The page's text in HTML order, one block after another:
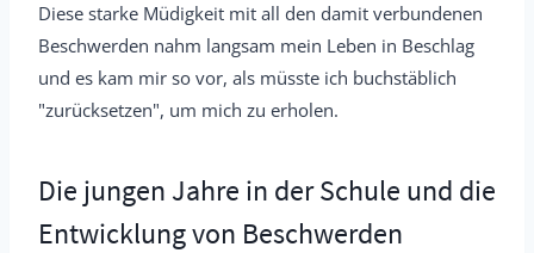
Diese starke Müdigkeit mit all den damit verbundenen
Beschwerden nahm langsam mein Leben in Beschlag
und es kam mir so vor, als müsste ich buchstäblich
"zurücksetzen", um mich zu erholen.
Die jungen Jahre in der Schule und die
Entwicklung von Beschwerden